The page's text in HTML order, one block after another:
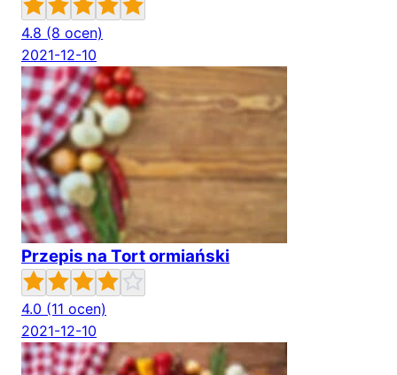
4.8 (8 ocen)
2021-12-10
Przepis na Tort ormiański
4.0 (11 ocen)
2021-12-10